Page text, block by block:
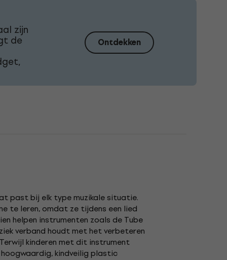
zijn
de
Ontdekken
past bij elk type muzikale situatie.
te leren, omdat ze tijdens een lied
helpen instrumenten zoals de Tube
verband houdt met het verbeteren
kinderen met dit instrument
hoogwaardig, kindveilig plastic